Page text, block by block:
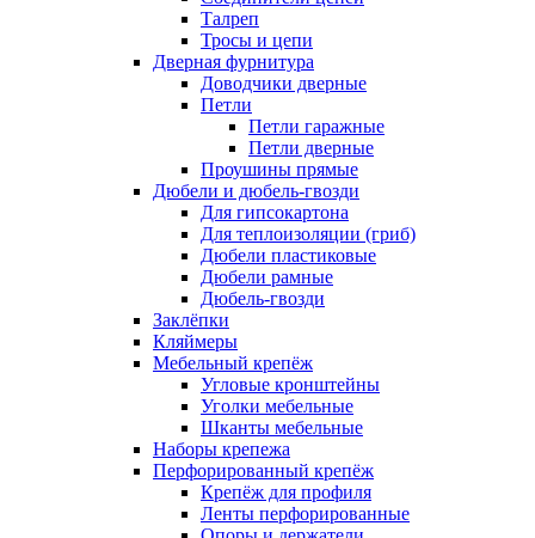
Талреп
Тросы и цепи
Дверная фурнитура
Доводчики дверные
Петли
Петли гаражные
Петли дверные
Проушины прямые
Дюбели и дюбель-гвозди
Для гипсокартона
Для теплоизоляции (гриб)
Дюбели пластиковые
Дюбели рамные
Дюбель-гвозди
Заклёпки
Кляймеры
Мебельный крепёж
Угловые кронштейны
Уголки мебельные
Шканты мебельные
Наборы крепежа
Перфорированный крепёж
Крепёж для профиля
Ленты перфорированные